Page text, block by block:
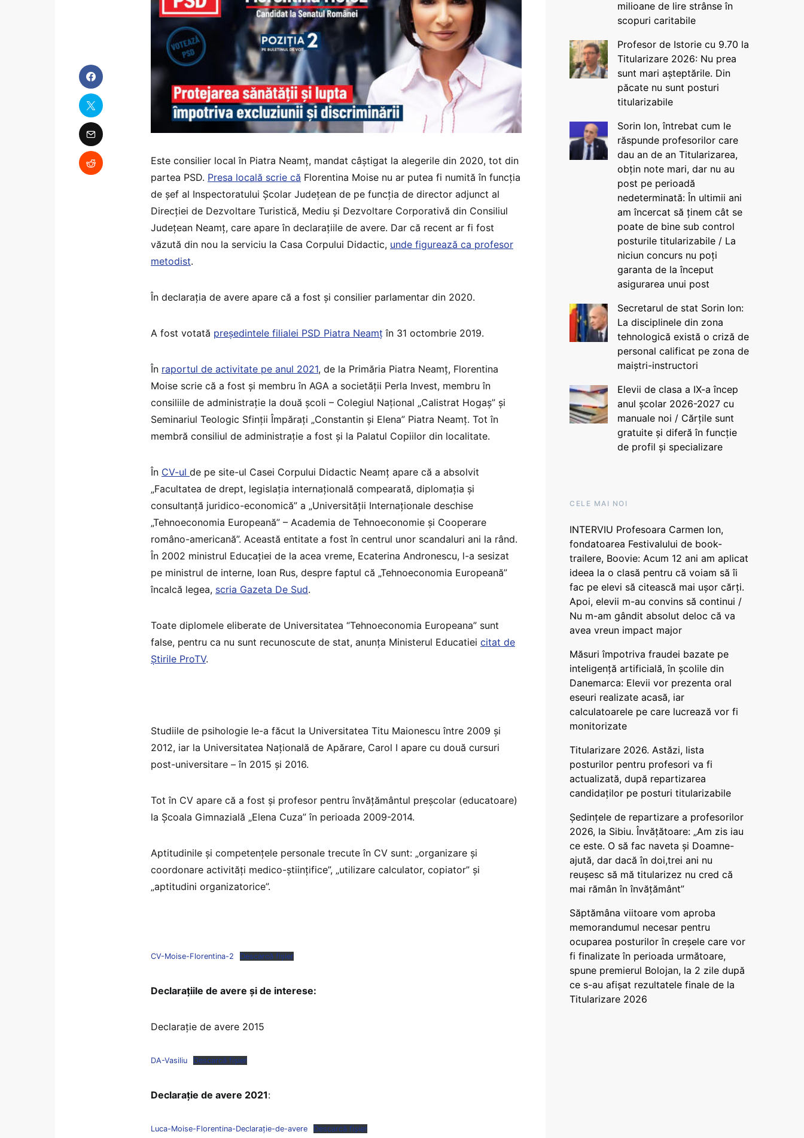
Este consilier local în Piatra Neamț, mandat câștigat la alegerile din 2020, tot din
partea PSD. Presa locală scrie că Florentina Moise nu ar putea fi numită în funcția
de șef al Inspectoratului Școlar Județean de pe funcția de director adjunct al
Direcției de Dezvoltare Turistică, Mediu și Dezvoltare Corporativă din Consiliul
Județean Neamț, care apare în declarațiile de avere. Dar că recent ar fi fost
văzută din nou la serviciu la Casa Corpului Didactic, unde figurează ca profesor
metodist.
În declarația de avere apare că a fost și consilier parlamentar din 2020.
A fost votată președintele filialei PSD Piatra Neamț în 31 octombrie 2019.
În raportul de activitate pe anul 2021, de la Primăria Piatra Neamț, Florentina
Moise scrie că a fost și membru în AGA a societății Perla Invest, membru în
consiliile de administrație la două școli – Colegiul Național „Calistrat Hogaș” și
Seminariul Teologic Sfinții Împărați „Constantin și Elena” Piatra Neamț. Tot în
membră consiliul de administrație a fost și la Palatul Copiilor din localitate.
În CV-ul de pe site-ul Casei Corpului Didactic Neamț apare că a absolvit
„Facultatea de drept, legislația internațională compearată, diplomația și
consultanță juridico-economică” a „Universității Internaționale deschise
„Tehnoeconomia Europeană” – Academia de Tehnoeconomie și Cooperare
româno-americană”. Această entitate a fost în centrul unor scandaluri ani la rând.
În 2002 ministrul Educației de la acea vreme, Ecaterina Andronescu, l-a sesizat
pe ministrul de interne, Ioan Rus, despre faptul că „Tehnoeconomia Europeană”
încalcă legea, scria Gazeta De Sud.
Toate diplomele eliberate de Universitatea “Tehnoeconomia Europeana” sunt
false, pentru ca nu sunt recunoscute de stat, anunța Ministerul Educatiei citat de
Știrile ProTV.
Studiile de psihologie le-a făcut la Universitatea Titu Maionescu între 2009 și
2012, iar la Universitatea Națională de Apărare, Carol I apare cu două cursuri
post-universitare – în 2015 și 2016.
Tot în CV apare că a fost și profesor pentru învățământul preșcolar (educatoare)
la Școala Gimnazială „Elena Cuza” în perioada 2009-2014.
Aptitudinile și competențele personale trecute în CV sunt: „organizare și
coordonare activități medico-științifice”, „utilizare calculator, copiator” și
„aptitudini organizatorice”.
CV-Moise-Florentina-2 Descarcă fișier
Declarațiile de avere și de interese:
Declarație de avere 2015
DA-Vasiliu Descarcă fișier
Declarație de avere 2021:
Luca-Moise-Florentina-Declaraţie-de-avere Descarcă fișier
milioane de lire strânse în
scopuri caritabile
Profesor de Istorie cu 9.70 la
Titularizare 2026: Nu prea
sunt mari așteptările. Din
păcate nu sunt posturi
titularizabile
Sorin Ion, întrebat cum le
răspunde profesorilor care
dau an de an Titularizarea,
obțin note mari, dar nu au
post pe perioadă
nedeterminată: În ultimii ani
am încercat să ținem cât se
poate de bine sub control
posturile titularizabile / La
niciun concurs nu poți
garanta de la început
asigurarea unui post
Secretarul de stat Sorin Ion:
La disciplinele din zona
tehnologică există o criză de
personal calificat pe zona de
maiștri-instructori
Elevii de clasa a IX-a încep
anul școlar 2026-2027 cu
manuale noi / Cărțile sunt
gratuite și diferă în funcție
de profil și specializare
CELE MAI NOI
INTERVIU Profesoara Carmen Ion,
fondatoarea Festivalului de book-
trailere, Boovie: Acum 12 ani am aplicat
ideea la o clasă pentru că voiam să îi
fac pe elevi să citească mai ușor cărți.
Apoi, elevii m-au convins să continui /
Nu m-am gândit absolut deloc că va
avea vreun impact major
Măsuri împotriva fraudei bazate pe
inteligență artificială, în școlile din
Danemarca: Elevii vor prezenta oral
eseuri realizate acasă, iar
calculatoarele pe care lucrează vor fi
monitorizate
Titularizare 2026. Astăzi, lista
posturilor pentru profesori va fi
actualizată, după repartizarea
candidaților pe posturi titularizabile
Ședințele de repartizare a profesorilor
2026, la Sibiu. Învățătoare: „Am zis iau
ce este. O să fac naveta și Doamne-
ajută, dar dacă în doi,trei ani nu
reușesc să mă titularizez nu cred că
mai rămân în învățământ”
Săptămâna viitoare vom aproba
memorandumul necesar pentru
ocuparea posturilor în creșele care vor
fi finalizate în perioada următoare,
spune premierul Bolojan, la 2 zile după
ce s-au afișat rezultatele finale de la
Titularizare 2026